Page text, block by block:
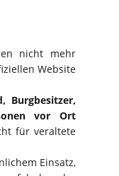
nicht mehr
Website
Burgbesitzer,
vor Ort
für veraltete
Einsatz,